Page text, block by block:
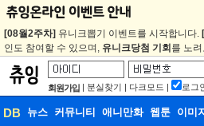
[08월2주차] 유니크뽑기 이벤트를 시작합니다.
인도 참여할 수 있으며, 유니크당첨 기회 를 노
회원가입 | 분실찾기 | 다크모드 | 로그
DB 뉴스 커뮤니티 애니만화 웹툰 이미지